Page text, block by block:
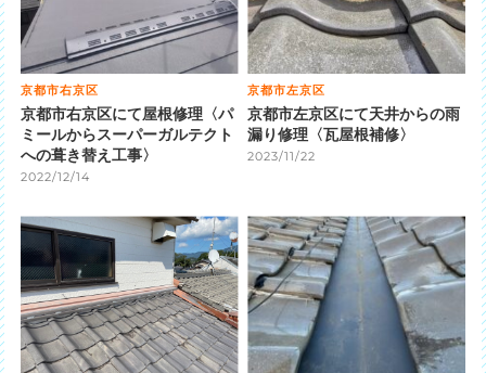
京都市右京区
京都市右京区にて屋根修理〈パ
ミールからスーパーガルテクト
への葺き替え工事〉
2022/12/14
京都市左京区
京都市左京区にて天井からの雨
漏り修理〈瓦屋根補修〉
2023/11/22